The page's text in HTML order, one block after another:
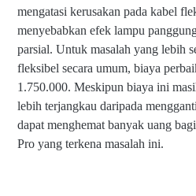
mengatasi kerusakan pada kabel
menyebabkan efek lampu
parsial. Untuk masalah yang lebih
fleksibel secara umum, biaya
1.750.000. Meskipun biaya ini
lebih terjangkau daripada
dapat menghemat banyak uang
Pro yang terkena masalah ini.